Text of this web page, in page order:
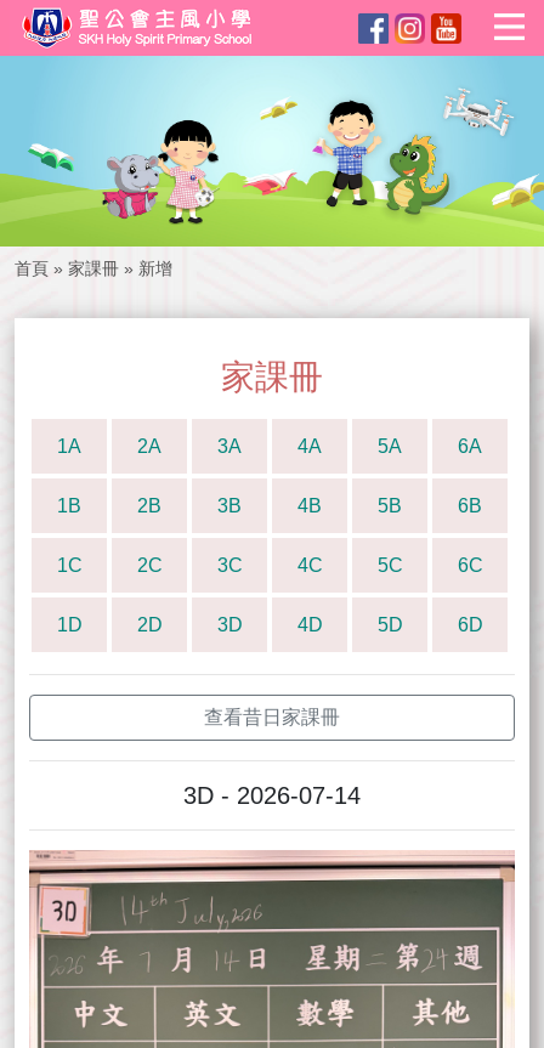
首頁 » 家課冊 » 新增
家課冊
1A 2A 3A 4A 5A 6A
1B 2B 3B 4B 5B 6B
1C 2C 3C 4C 5C 6C
1D 2D 3D 4D 5D 6D
查看昔日家課冊
3D - 2026-07-14